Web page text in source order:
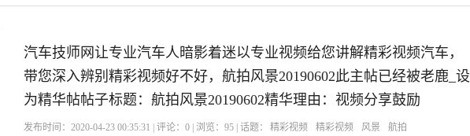
汽车技师网让专业汽车人暗影着迷以专业视频给您讲解精彩视频汽车，
带您深入辨别精彩视频好不好，航拍风景20190602此主帖已经被老鹿_设
为精华帖帖子标题：航拍风景20190602精华理由：视频分享鼓励
发布时间：2020-04-23 00:35:31 | 评论：0 | 浏览：95 | 话题： 精彩视频 精彩视频 风景 航拍